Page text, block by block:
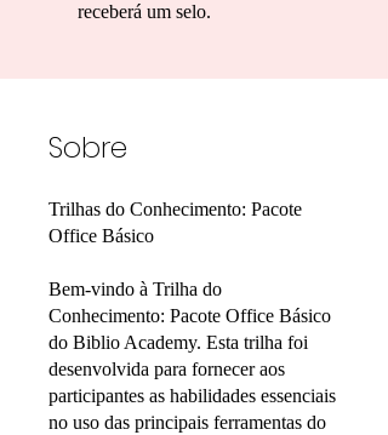
receberá um selo.
Sobre
Trilhas do Conhecimento: Pacote
Office Básico
Bem-vindo à Trilha do
Conhecimento: Pacote Office Básico
do Biblio Academy. Esta trilha foi
desenvolvida para fornecer aos
participantes as habilidades essenciais
no uso das principais ferramentas do